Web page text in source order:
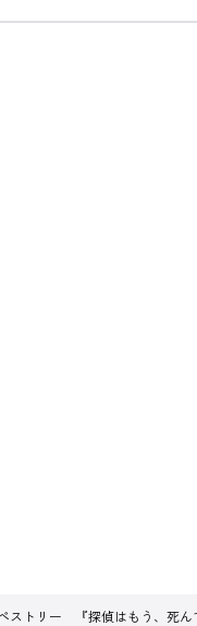
ストリー 『探偵はもう、死ん